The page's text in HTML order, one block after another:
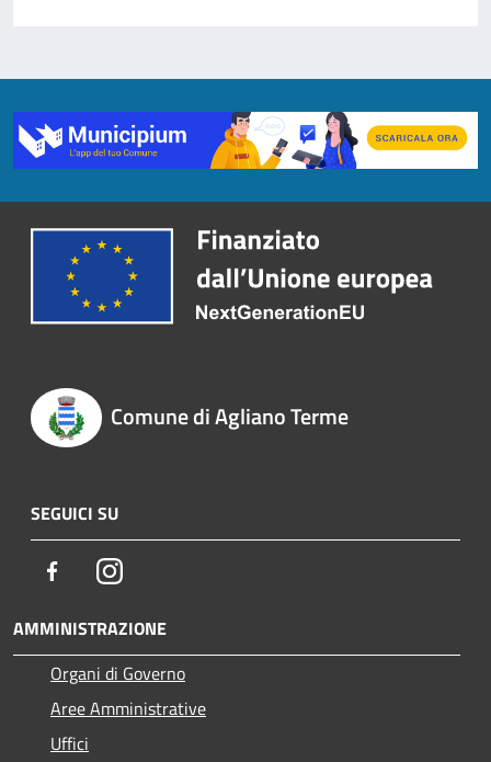
Comune di Agliano Terme
SEGUICI SU
FacebookInstagram
AMMINISTRAZIONE
Organi di Governo
Aree Amministrative
Uffici